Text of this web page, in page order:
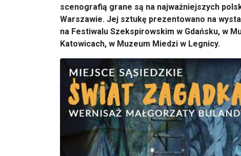
scenografią grane są na najważniejszych
Warszawie. Jej sztukę prezentowano na
na Festiwalu Szekspirowskim w Gdańsku, w
Katowicach, w Muzeum Miedzi w Legnicy.